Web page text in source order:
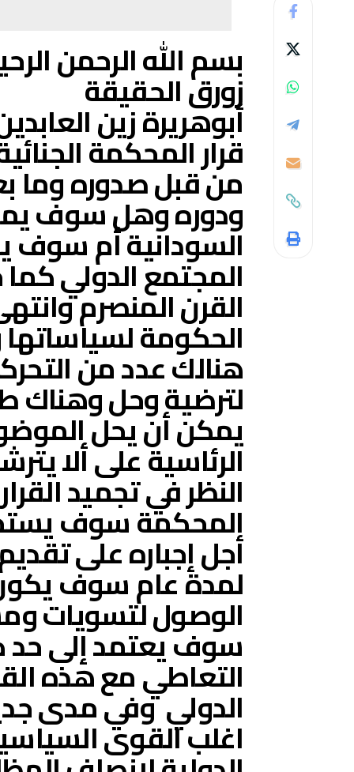
بسم الله الرحمن
زورق الحقيقة
أبوهريرة زين
قرار المحكمة
من قبل صدوره وما
ودوره وهل سوف
السودانية أم سوف
المجتمع الدولي
القرن المنصرم
الحكومة
هنالك عدد من
لترضية وحل وهناك
يمكن أن يحل
الرئاسية على ألا
النظر في تجميد
المحكمة سوف
أجل إجباره على
لمدة عام سوف يكون
الوصول لتسويات
سوف يعتمد إلى حد
التعاطي مع هذه
الدولي وفي مدى
اغلب القوى